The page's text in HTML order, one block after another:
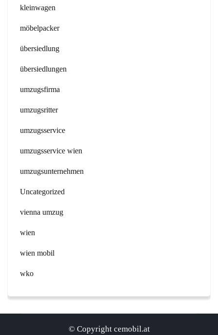
kleinwagen
möbelpacker
übersiedlung
übersiedlungen
umzugsfirma
umzugsritter
umzugsservice
umzugsservice wien
umzugsunternehmen
Uncategorized
vienna umzug
wien
wien mobil
wko
© Copyright cemobil.at